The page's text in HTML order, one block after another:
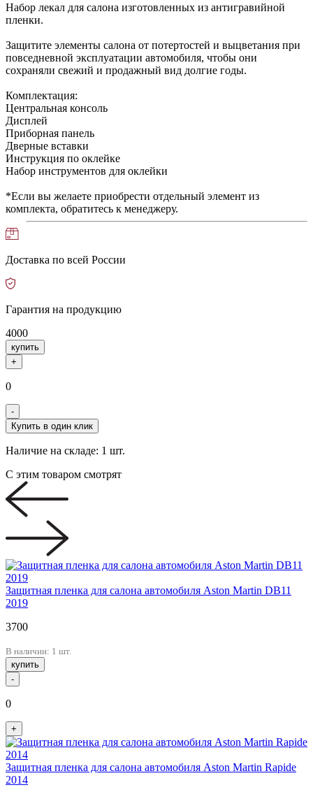
Набор лекал для салона изготовленных из антигравийной
пленки.
Защитите элементы салона от потертостей и выцветания при
повседневной эксплуатации автомобиля, чтобы они
сохраняли свежий и продажный вид долгие годы.
Комплектация:
Центральная консоль
Дисплей
Приборная панель
Дверные вставки
Инструкция по оклейке
Набор инструментов для оклейки
*Если вы желаете приобрести отдельный элемент из
комплекта, обратитесь к менеджеру.
Доставка по всей России
Гарантия на продукцию
4000
купить
+
0
-
Купить в один клик
Наличие на складе: 1 шт.
С этим товаром смотрят
Защитная пленка для салона автомобиля Aston Martin DB11
2019
3700
В наличии: 1 шт.
купить
-
0
+
Защитная пленка для салона автомобиля Aston Martin Rapide
2014